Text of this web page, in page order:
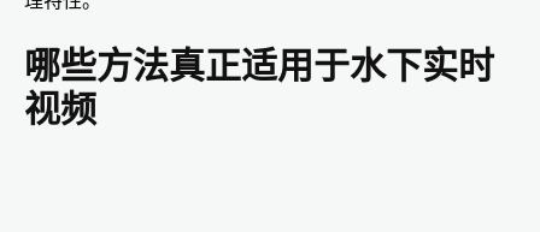
哪些方法真正适用于水下实时
视频